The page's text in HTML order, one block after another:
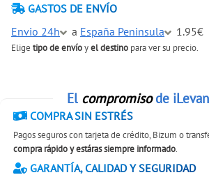
GASTOS DE ENVÍO
Envio 24h
a España Peninsula 1.95€
Elige tipo de envíoyel destino para ver su precio.
El compromisode
COMPRA SIN ESTRÉS
Pagos seguros con tarjeta de crédito, Bizum o
compra rápido y estáras siempre informado.
GARANTÍA, CALIDAD Y SEGURIDAD